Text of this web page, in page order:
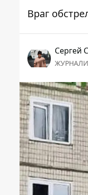
Враг
Сергей